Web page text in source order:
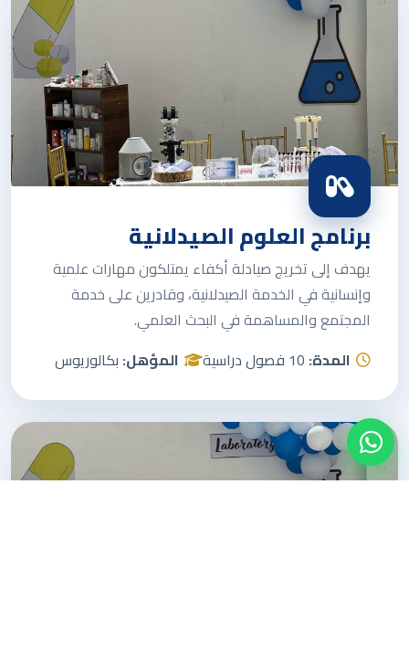
برنامج العلوم الصيدلانية
يهدف إلى تخريج صيادلة أكفاء يمتلكون مهارات علمية
وإنسانية في الخدمة الصيدلانية، وقادرين على خدمة
المجتمع والمساهمة في البحث العلمي.
المدة:10 فصول دراسية المؤهل:بكالوريوس